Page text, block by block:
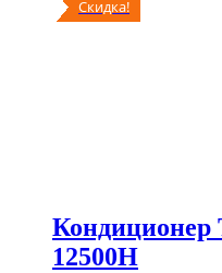
Скидка!
Кондиционер
12500H